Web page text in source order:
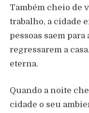
Também cheio de
trabalho, a cidade
pessoas saem para
regressarem a
eterna.
Quando a noite
cidade o seu